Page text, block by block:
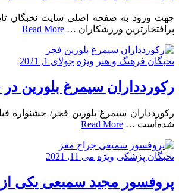
جهت ورود به صفحه اصلی سایت نخبگان
پرافتخارترین ورزشکاران … Read More
نخبگان فرهنگ و هنر ویژه جولای 1, 2021
رکوردداران سیمرغ بلورین
شده‌است … Read More
نخبگان پزشکی ویژه می 11, 2021
پروفسور مجید سمیعی یکی